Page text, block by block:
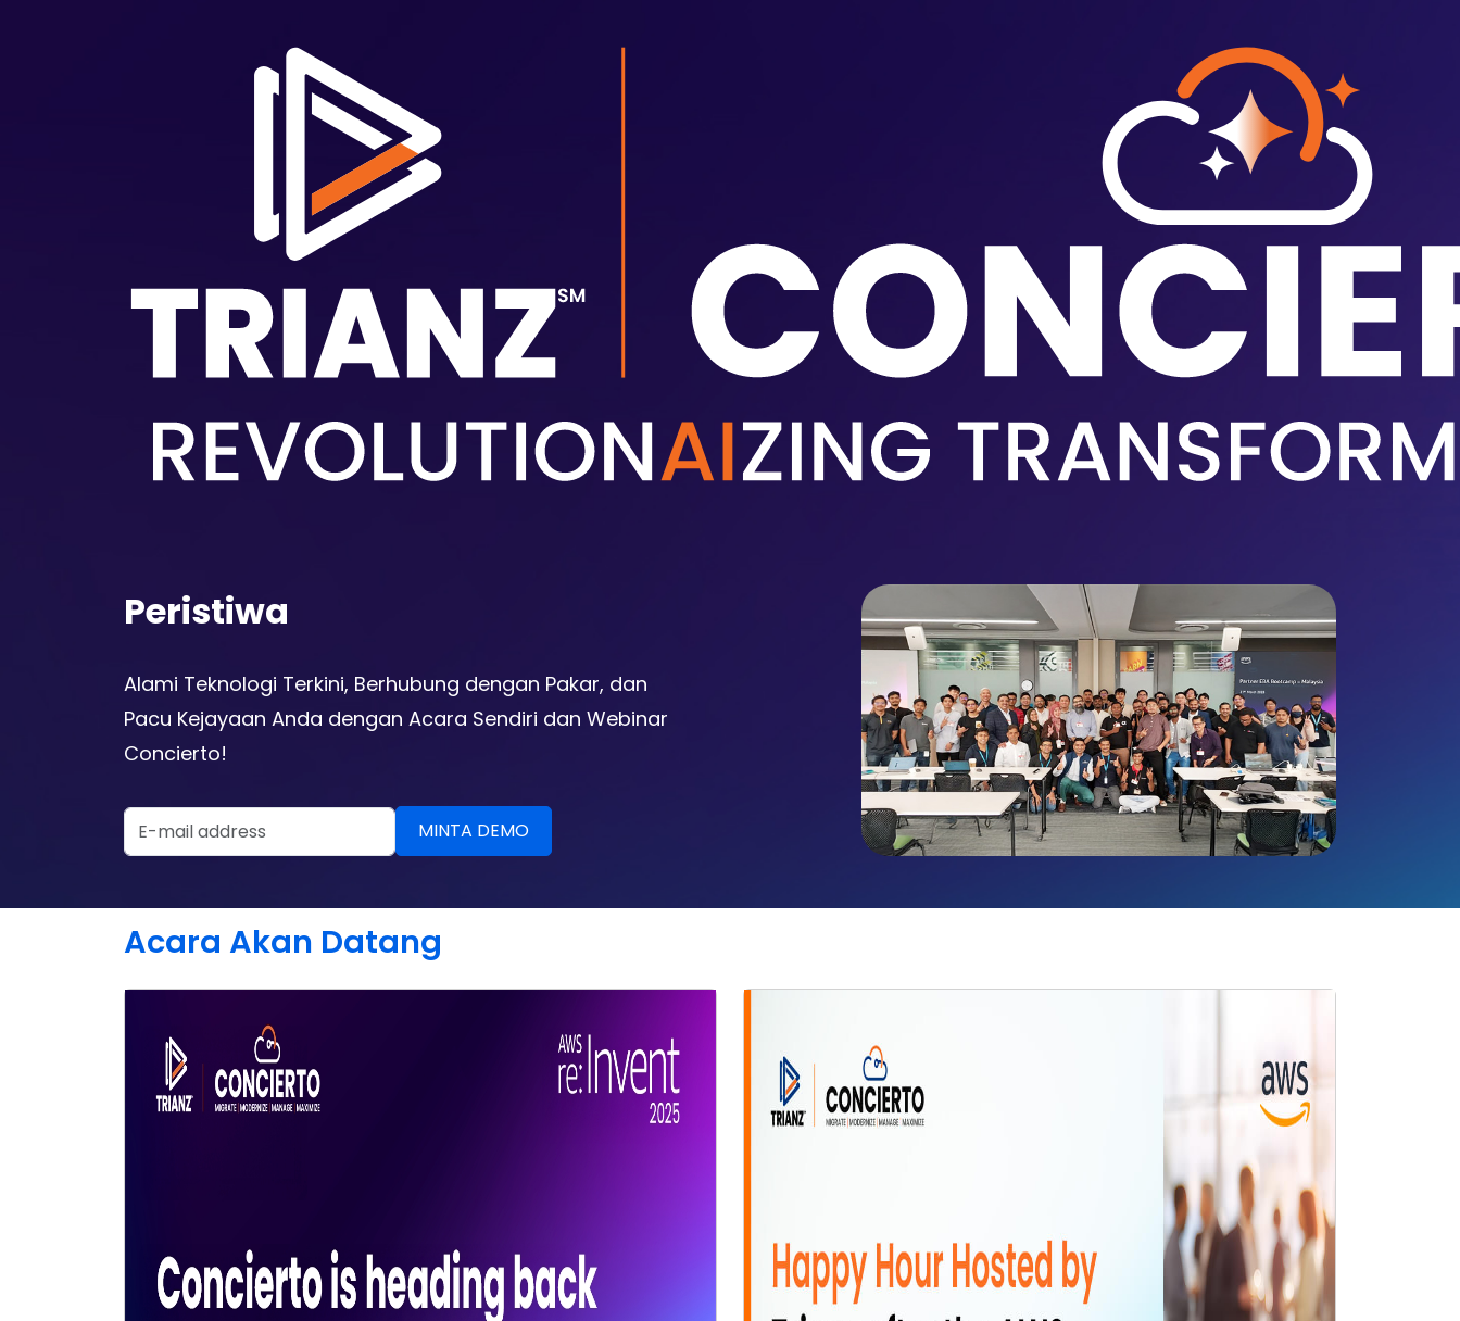
Peristiwa
Alami Teknologi Terkini, Berhubung dengan Pakar, dan
Pacu Kejayaan Anda dengan Acara Sendiri dan Webinar
Concierto!
Email Address
Acara Akan Datang